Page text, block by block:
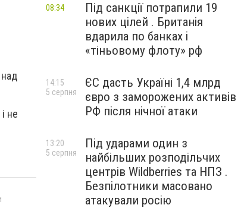
не
Під санкції потрапили 19
нових цілей . Британія
вдарила по банках і
«тіньовому флоту» рф
08:34
ЄС дасть Україні 1,4 млрд
євро з заморожених активів
РФ після нічної атаки
14:15
5 серпня
Під ударами один з
найбільших розподільчих
центрів Wildberries та НПЗ .
Безпілотники масовано
атакували росію
13:20
5 серпня